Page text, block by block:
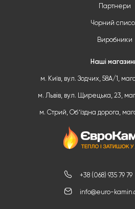
+38 (068) 935 79 79
info@euro-
Партнери
Чорний
Виробники
Наші
м. Київ, вул. Зодчих, 58А/1,
м. Львів, вул. Щирецька, 23,
м. Стрий, Обʼїздна дорога,